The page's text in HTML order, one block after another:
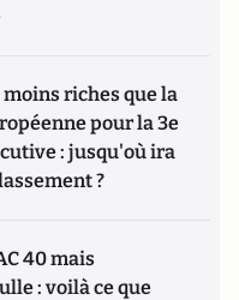
moins riches que la
pour la 3e
: jusqu'où ira
?
40 mais
: voilà ce que